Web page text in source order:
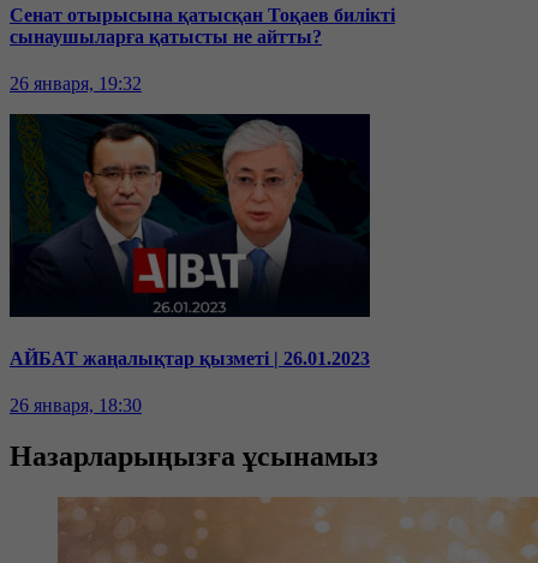
Сенат отырысына қатысқан Тоқаев билікті
сынаушыларға қатысты не айтты?
26 января, 19:32
АЙБАТ жаңалықтар қызметі | 26.01.2023
26 января, 18:30
Назарларыңызға ұсынамыз